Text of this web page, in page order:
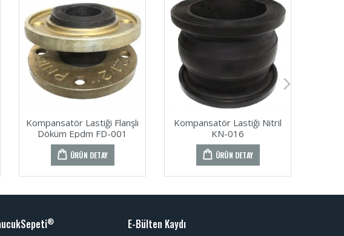
Kompansatör Lastiği Flanşlı
Döküm Epdm FD-001
ÜRÜN DETAY
Kompansatör Lastiği Nitril
KN-016
ÜRÜN DETAY
® E-Bülten Kaydı